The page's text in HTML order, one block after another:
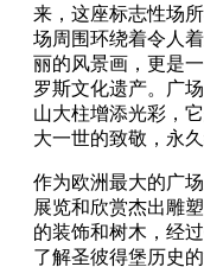
来，这座标志性场
场周围环绕着令人
丽的风景画，更是
罗斯文化遗产。广
山大柱增添光彩，
大一世的致敬，永
作为欧洲最大的广
展览和欣赏杰出雕
的装饰和树木，经
了解圣彼得堡历史